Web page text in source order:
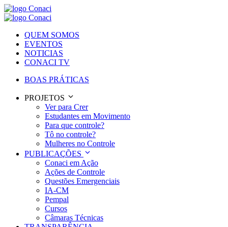
QUEM SOMOS
EVENTOS
NOTICIAS
CONACI TV
BOAS PRÁTICAS
PROJETOS
Ver para Crer
Estudantes em Movimento
Para que controle?
Tô no controle?
Mulheres no Controle
PUBLICAÇÕES
Conaci em Ação
Ações de Controle
Questões Emergenciais
IA-CM
Pempal
Cursos
Câmaras Técnicas